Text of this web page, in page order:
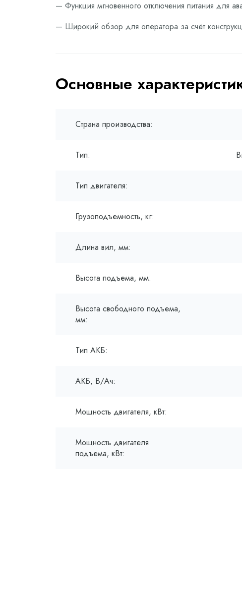
— Функция мгновенного отключения питания для
— Широкий обзор для оператора за счёт
Основные
Страна производства:
Тип:
Тип двигателя:
Грузоподъемность, кг:
Длина вил, мм:
Высота подъема, мм:
Высота свободного подъема,
мм:
Тип АКБ:
АКБ, В/Ач:
Мощность двигателя, кВт:
Мощность двигателя
подъема, кВт: